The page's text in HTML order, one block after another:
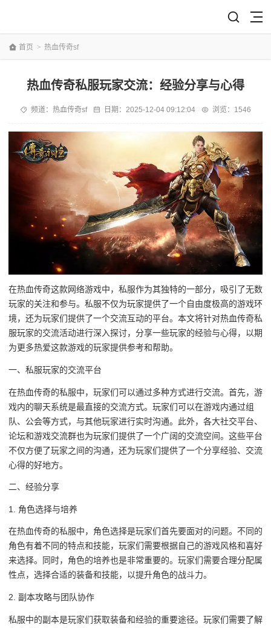
首页 > 热血传奇sf
热血传奇私服玩家交流：经验分享与心得
频道： 热血传奇sf 日期： 2025-12-04 09:12:04 浏览：1546
在热血传奇这款网络游戏中，私服作为其独特的一部分，吸引了无数
玩家的关注和参与。私服不仅为玩家提供了一个自由度极高的游戏环
境，还为玩家们提供了一个交流互动的平台。本文将针对热血传奇私
服玩家的交流活动进行深入探讨，分享一些玩家的经验与心得，以期
为更多热爱这款游戏的玩家提供参考和帮助。
一、私服玩家的交流平台
在热血传奇的私服中，玩家们可以通过多种方式进行交流。首先，游
戏内的聊天系统是最直接的交流方式。玩家们可以在游戏内通过组
队、公会等方式，与其他玩家进行实时沟通。此外，各大社交平台、
论坛和游戏交流群也为玩家们提供了一个广阔的交流空间。这些平台
不仅方便了玩家之间的沟通，还为玩家们提供了一个分享经验、交流
心得的好地方。
二、经验分享
1. 角色选择与培养
在热血传奇的私服中，角色选择是玩家们首先要面对的问题。不同的
角色有着不同的特点和技能，玩家们需要根据自己的游戏风格和喜好
来选择。同时，角色的培养也是非常重要的。玩家们需要合理分配属
性点，选择合适的装备和技能，以提升角色的战斗力。
2. 副本攻略与团队协作
私服中的副本是玩家们获取装备和经验的重要途径。玩家们需要了解